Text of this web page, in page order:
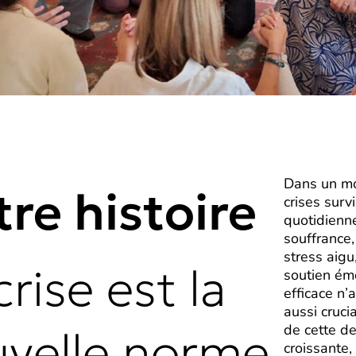
histoire
est la
Dans un
crises
stress
soutien
efficace
aussi
de cette